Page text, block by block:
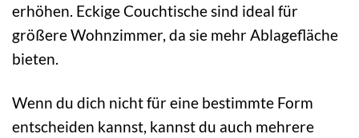
erhöhen. Eckige Couchtische sind ideal für
größere Wohnzimmer, da sie mehr Ablagefläche
bieten.
Wenn du dich nicht für eine bestimmte Form
entscheiden kannst, kannst du auch mehrere